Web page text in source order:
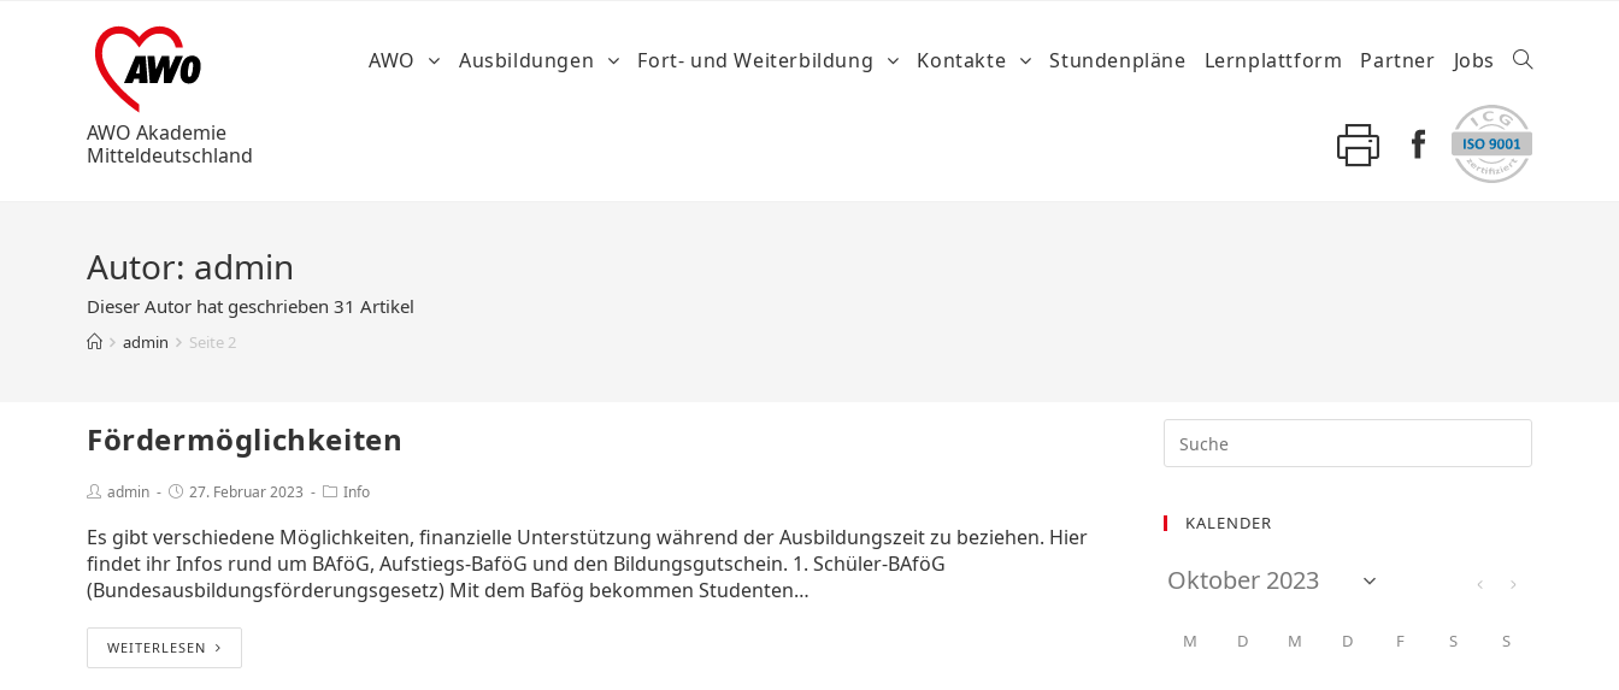
AWO Akademie
Mitteldeutschland
AWO Ausbildungen Fort- und Weiterbildung Kontakte Stundenpläne Lernplattform Partner Jobs
Autor: admin
Dieser Autor hat geschrieben 31 Artikel
admin Seite 2
Fördermöglichkeiten
admin 27. Februar 2023 Info
Es gibt verschiedene Möglichkeiten, finanzielle Unterstützung während der Ausbildungszeit zu beziehen. Hier
findet ihr Infos rund um BAföG, Aufstiegs-BaföG und den Bildungsgutschein. 1. Schüler-BAföG
(Bundesausbildungsförderungsgesetz) Mit dem Bafög bekommen Studenten…
WEITERLESEN
KALENDER
M D M D F S S